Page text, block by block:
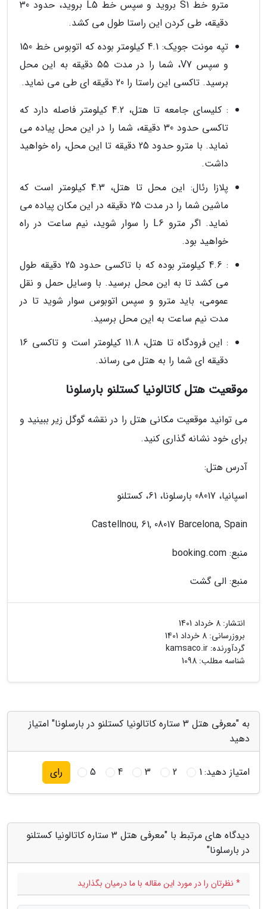
مترو خط S1 بروید و سپس خط L5 بروید، حدود 30
دقیقه، طی کردن این راستا طول می کشد.
تپه مونت جویک: 4.1 کیلومتر بوده که اتوبوس خط 150
و سپس V7، شما را در مدت 55 دقیقه به این محل
برسید. تاکسی این راستا را 20 دقیقه ای طی می نماید.
: کلیسای جامعه تا هتل، 4.2 کیلومتر فاصله دارد که
تاکسی حدود 30 دقیقه، شما را در این محل پیاده می
نماید. با مترو حدود 25 دقیقه تا این محل، راه خواهید
داشت.
پلازا رئال: این محل تا هتل، 4.3 کیلومتر است که
ماشین شما را در مدت 25 دقیقه در این مکان پیاده می
نماید. اگر مترو L6 را سوار شوید، نیم ساعت در راه
خواهید بود.
: 4.6 کیلومتر بوده که با تاکسی حدود 25 دقیقه طول
می کشد تا به این محل برسید. با وسایل حمل و نقل
عمومی، باید مترو و سپس اتوبوس سوار شوید تا در
مدت نیم ساعت به این محل برسید.
: این فرودگاه تا هتل، 11.8 کیلومتر است و تاکسی 16
دقیقه ای شما را به هتل می رساند.
موقعیت هتل کاتالونیا کستلنو بارسلونا
می توانید موقعیت مکانی هتل را در نقشه گوگل زیر ببینید و
برای خود نشانه گذاری کنید.
آدرس هتل:
اسپانیا، 08017 بارسلونا، 61، کستلنو
Castellnou, 61, 08017 Barcelona, Spain
منبع: booking.com
منبع: الی گشت
انتشار: 8 خرداد 1401
بروزرسانی: 8 خرداد 1401
گردآورنده: kamsaco.ir
شناسه مطلب: 1098
به "معرفی هتل 3 ستاره کاتالونیا کستلنو در بارسلونا" امتیاز
دهید
امتیاز دهید:1
2
3
4
5 رای
دیدگاه های مرتبط با "معرفی هتل 3 ستاره کاتالونیا کستلنو
در بارسلونا"
* نظرتان را در مورد این مقاله با ما درمیان بگذارید